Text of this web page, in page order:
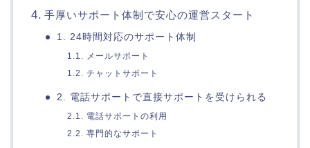
手厚いサポート体制で安心の運営スタート
1. 24時間対応のサポート体制
1.1. メールサポート
1.2. チャットサポート
2. 電話サポートで直接サポートを受けられる
2.1. 電話サポートの利用
2.2. 専門的なサポート